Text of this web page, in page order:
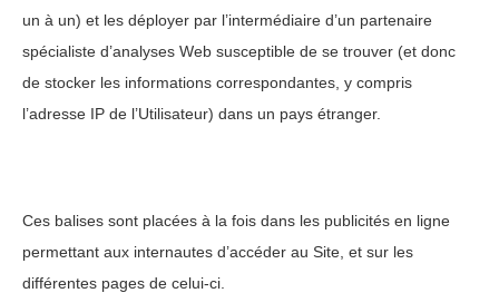
un à un) et les déployer par l’intermédiaire d’un partenaire
spécialiste d’analyses Web susceptible de se trouver (et donc
de stocker les informations correspondantes, y compris
l’adresse IP de l’Utilisateur) dans un pays étranger.
Ces balises sont placées à la fois dans les publicités en ligne
permettant aux internautes d’accéder au Site, et sur les
différentes pages de celui-ci.